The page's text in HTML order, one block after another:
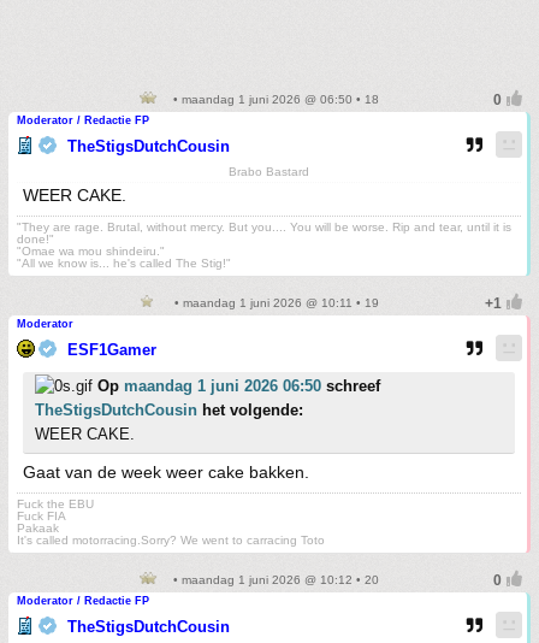
• maandag 1 juni 2026 @ 06:50 • 18
Moderator / Redactie FP
TheStigsDutchCousin
Brabo Bastard
WEER CAKE.
"They are rage. Brutal, without mercy. But you.... You will be worse. Rip and tear, until it is
done!"
"Omae wa mou shindeiru."
"All we know is... he's called The Stig!"
• maandag 1 juni 2026 @ 10:11 • 19
Moderator
ESF1Gamer
Op maandag 1 juni 2026 06:50 schreef
TheStigsDutchCousin het volgende:
WEER CAKE.
Gaat van de week weer cake bakken.
Fuck the EBU
Fuck FIA
Pakaak
It's called motorracing.Sorry? We went to carracing Toto
• maandag 1 juni 2026 @ 10:12 • 20
Moderator / Redactie FP
TheStigsDutchCousin